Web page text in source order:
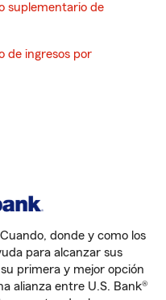
suplementario de
de ingresos por
donde y como los
para alcanzar sus
primera y mejor opción
alianza entre U.S. Bank®